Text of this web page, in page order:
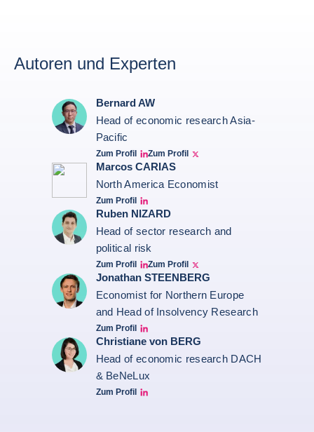
Autoren und Experten
Bernard AW
Head of economic research Asia-
Pacific
Zum Profil
Bernard Aw Linkedin
Zum Profil
Bernard Aw Twitter
Marcos CARIAS
North America Economist
Zum Profil
Marcos Carias Linkedin
Ruben NIZARD
Head of sector research and
political risk
Zum Profil
Ruben Nizard linkedin
Zum Profil
Ruben Nizard twitter
Jonathan STEENBERG
Economist for Northern Europe
and Head of Insolvency Research
Zum Profil
Jonathan Steenberg linkedin
Christiane von BERG
Head of economic research DACH
& BeNeLux
Zum Profil
Christiane von berg linkedin